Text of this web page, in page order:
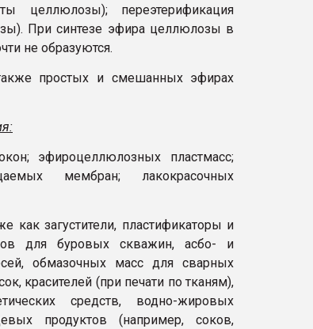
целлюлозы); переэтерификация
При синтезе эфира целлюлозы в
не образуются.
простых и смешанных эфирах
эфироцеллюлозных пластмасс;
мембран; лакокрасочных
загустители, пластификаторы и
для буровых скважин, асбо- и
обмазочных масс для сварных
красителей (при печати по тканям),
средств, водно-жировых
продуктов (например, соков,